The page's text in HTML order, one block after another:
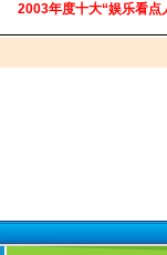
2003年度十大“娱乐看点